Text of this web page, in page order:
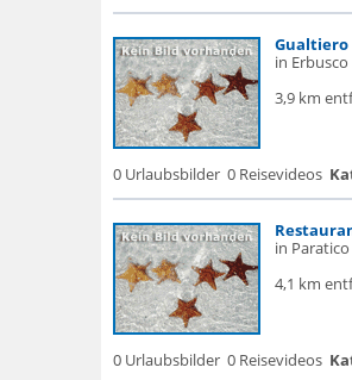
Gualtiero
in Erbusco
3,9 km
0 Urlaubsbilder 0 Reisevideos
in Paratico
4,1 km
0 Urlaubsbilder 0 Reisevideos